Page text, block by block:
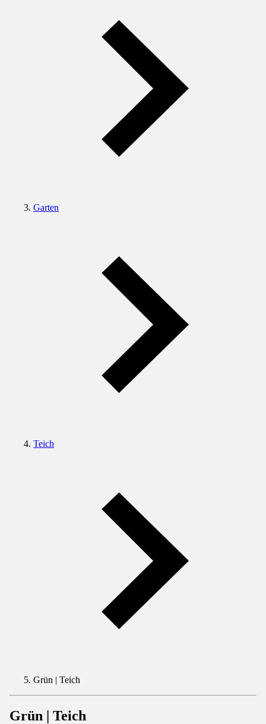
Garten
Teich
Grün | Teich
Grün | Teich